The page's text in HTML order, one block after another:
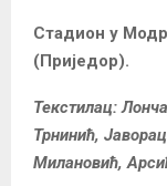
Стадион у
(Приједор).
Текстилац:
Трнинић,
Милановић,